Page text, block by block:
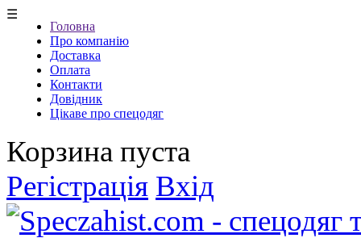
☰
Головна
Про компанію
Доставка
Оплата
Контакти
Довідник
Цікаве про спецодяг
Корзина пуста
Регістрація Вхід